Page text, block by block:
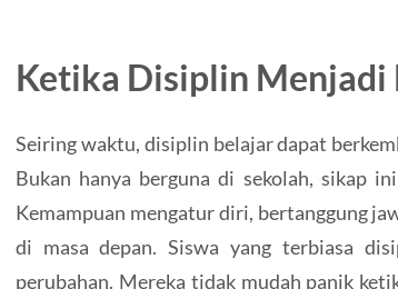
Ketika Disiplin
Seiring waktu, disiplin belajar dapat
Bukan hanya berguna di sekolah, sikap
Kemampuan mengatur diri, bertanggung
di masa depan. Siswa yang terbiasa
perubahan. Mereka tidak mudah panik